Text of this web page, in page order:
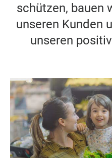
schützen, bauen
unseren Kunden
unseren